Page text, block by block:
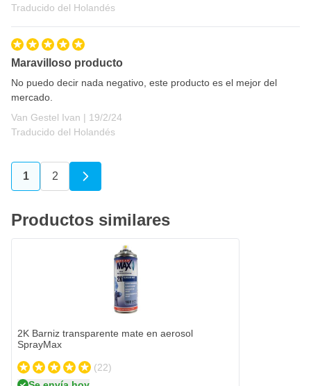
Traducido del Holandés
Maravilloso producto
No puedo decir nada negativo, este producto es el mejor del
mercado.
Van Gestel Ivan | 19 de febrero de 2024
19/2/24
Traducido del Holandés
Actualmente estás leyendo página
1 Página
2
Productos similares
2K Barniz transparente mate en aerosol
SprayMax
(22)